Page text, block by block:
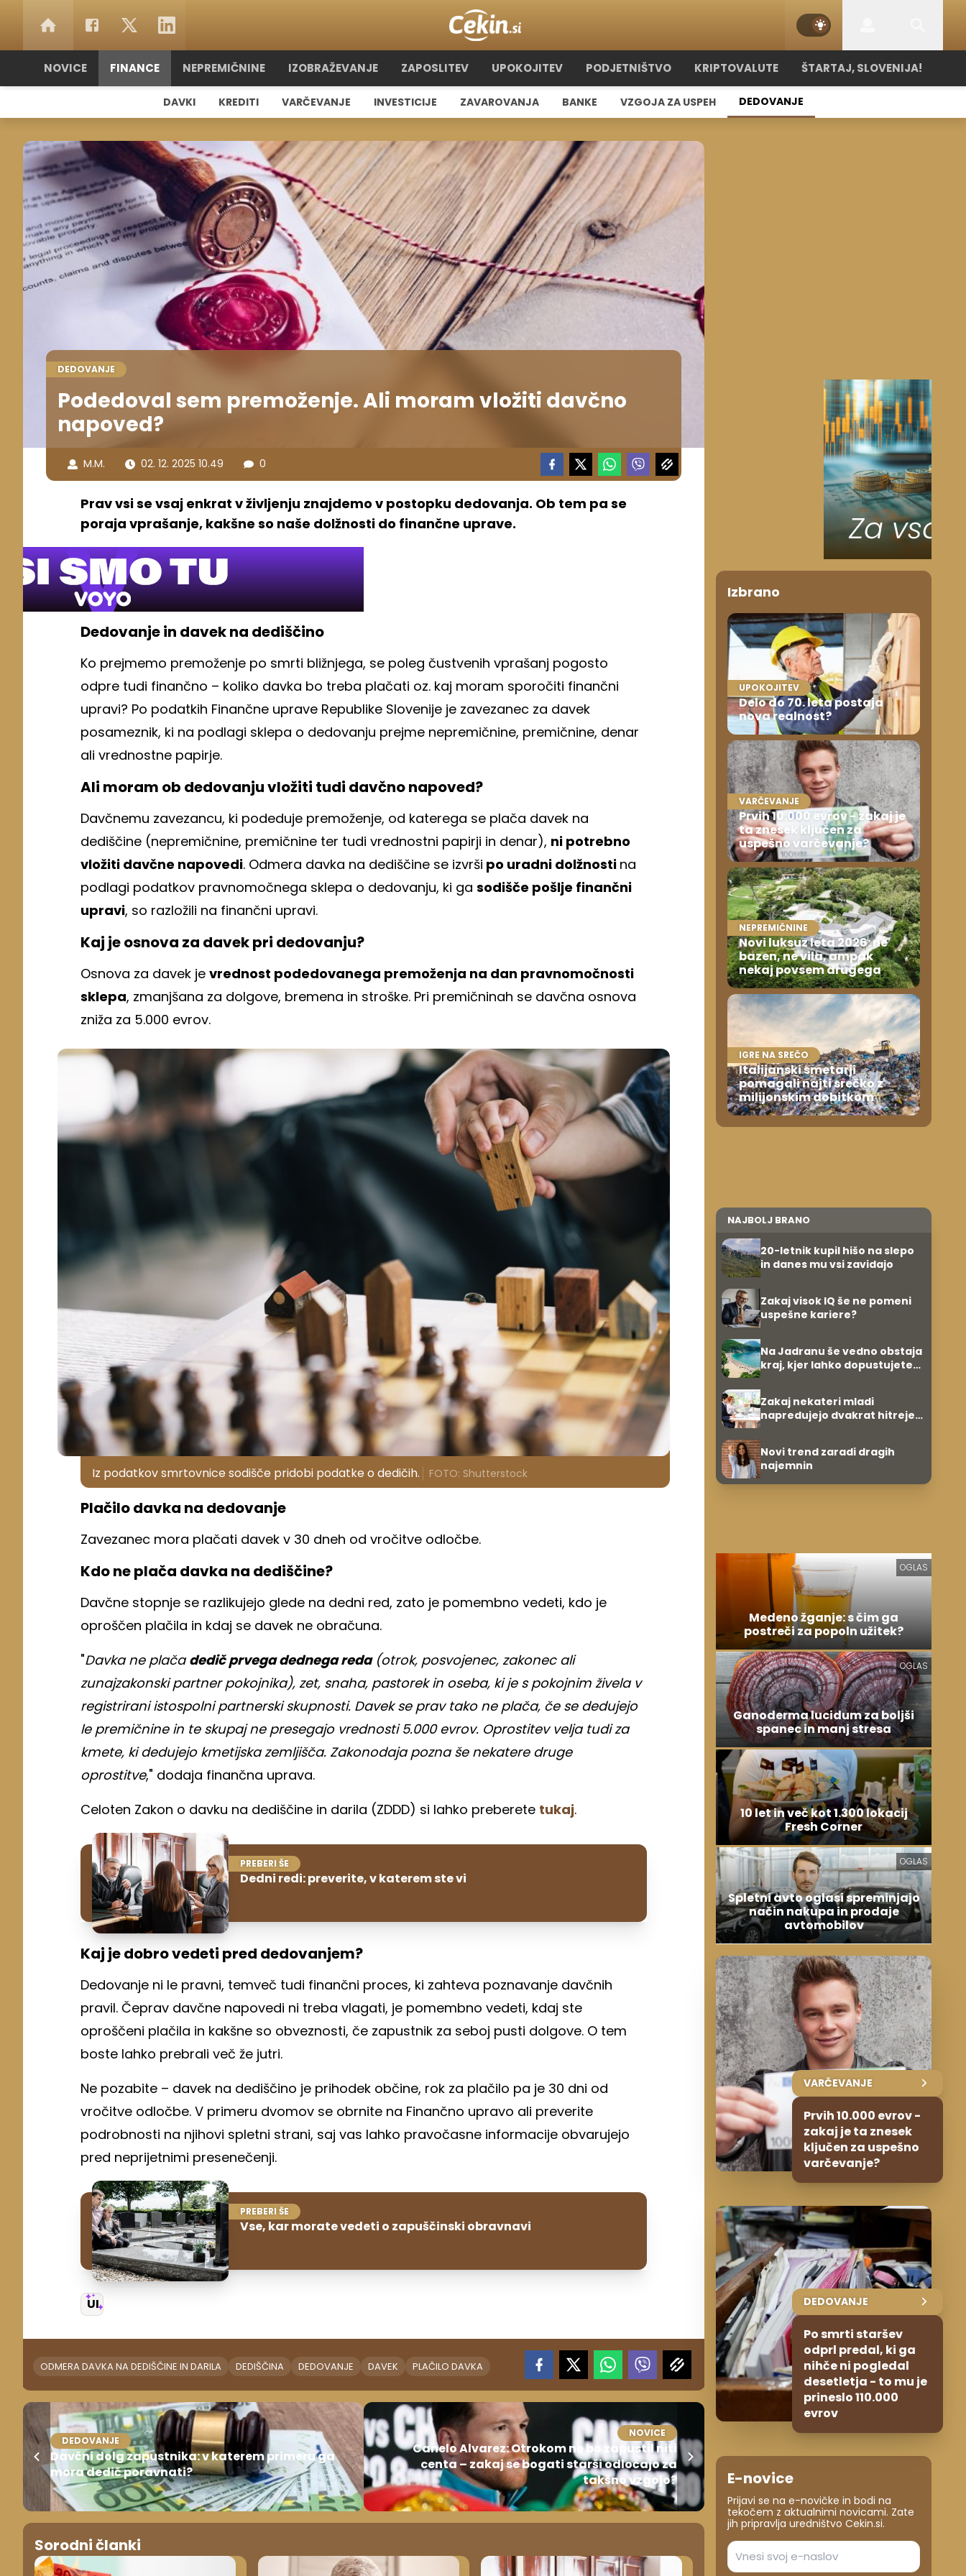
NOVICE FINANCE NEPREMIČNINE IZOBRAŽEVANJE ZAPOSLITEV UPOKOJITEV PODJETNIŠTVO KRIPTOVALUTE ŠTARTAJ, SLOVENIJA!
DAVKI KREDITI VARČEVANJE INVESTICIJE ZAVAROVANJA BANKE VZGOJA ZA USPEH DEDOVANJE
DEDOVANJE
Podedoval sem premoženje. Ali moram vložiti davčno
napoved?
M.M. 02. 12. 2025 10.49 0
Prav vsi se vsaj enkrat v življenju znajdemo v postopku dedovanja. Ob tem pa se
poraja vprašanje, kakšne so naše dolžnosti do finančne uprave.
Dedovanje in davek na dediščino
Ko prejmemo premoženje po smrti bližnjega, se poleg čustvenih vprašanj pogosto
odpre tudi finančno – koliko davka bo treba plačati oz. kaj moram sporočiti finančni
upravi? Po podatkih Finančne uprave Republike Slovenije je zavezanec za davek
posameznik, ki na podlagi sklepa o dedovanju prejme nepremičnine, premičnine, denar
ali vrednostne papirje.
Ali moram ob dedovanju vložiti tudi davčno napoved?
Davčnemu zavezancu, ki podeduje premoženje, od katerega se plača davek na
dediščine (nepremičnine, premičnine ter tudi vrednostni papirji in denar), ni potrebno
vložiti davčne napovedi. Odmera davka na dediščine se izvrši po uradni dolžnosti na
podlagi podatkov pravnomočnega sklepa o dedovanju, ki ga sodišče pošlje finančni
upravi, so razložili na finančni upravi.
Kaj je osnova za davek pri dedovanju?
Osnova za davek je vrednost podedovanega premoženja na dan pravnomočnosti
sklepa, zmanjšana za dolgove, bremena in stroške. Pri premičninah se davčna osnova
zniža za 5.000 evrov.
Iz podatkov smrtovnice sodišče pridobi podatke o dedičih. FOTO: Shutterstock
Plačilo davka na dedovanje
Zavezanec mora plačati davek v 30 dneh od vročitve odločbe.
Kdo ne plača davka na dediščine?
Davčne stopnje se razlikujejo glede na dedni red, zato je pomembno vedeti, kdo je
oproščen plačila in kdaj se davek ne obračuna.
"Davka ne plačadedič prvega dednega reda(otrok, posvojenec, zakonec ali
zunajzakonski partner pokojnika), zet, snaha, pastorek in oseba, ki je s pokojnim živela v
registrirani istospolni partnerski skupnosti. Davek se prav tako ne plača, če se dedujejo
le premičnine in te skupaj ne presegajo vrednosti 5.000 evrov. Oprostitev velja tudi za
kmete, ki dedujejo kmetijska zemljišča. Zakonodaja pozna še nekatere druge
oprostitve," dodaja finančna uprava.
Celoten Zakon o davku na dediščine in darila (ZDDD) si lahko preberete tukaj.
PREBERI ŠE
Dedni redi: preverite, v katerem ste vi
Kaj je dobro vedeti pred dedovanjem?
Dedovanje ni le pravni, temveč tudi finančni proces, ki zahteva poznavanje davčnih
pravil. Čeprav davčne napovedi ni treba vlagati, je pomembno vedeti, kdaj ste
oproščeni plačila in kakšne so obveznosti, če zapustnik za seboj pusti dolgove. O tem
boste lahko prebrali več že jutri.
Ne pozabite – davek na dediščino je prihodek občine, rok za plačilo pa je 30 dni od
vročitve odločbe. V primeru dvomov se obrnite na Finančno upravo ali preverite
podrobnosti na njihovi spletni strani, saj vas lahko pravočasne informacije obvarujejo
pred neprijetnimi presenečenji.
PREBERI ŠE
Vse, kar morate vedeti o zapuščinski obravnavi
UI
ODMERA DAVKA NA DEDIŠČINE IN DARILA DEDIŠČINA DEDOVANJE DAVEK PLAČILO DAVKA
DEDOVANJE
Davčni dolg zapustnika: v katerem primeru ga
mora dedič poravnati?
NOVICE
Canelo Alvarez: Otrokom ne bo zapustil niti
centa – zakaj se bogati starši odločajo za
takšno vzgojo?
Sorodni članki
Izbrano
UPOKOJITEV
Delo do 70. leta postaja
nova realnost?
VARČEVANJE
Prvih 10.000 evrov - zakaj je
ta znesek ključen za
uspešno varčevanje?
NEPREMIČNINE
Novi luksuz leta 2026: ne
bazen, ne vila, ampak
nekaj povsem drugega
IGRE NA SREČO
Italijanski smetarji
pomagali najti srečko z
milijonskim dobitkom
NAJBOLJ BRANO
20-letnik kupil hišo na slepo
in danes mu vsi zavidajo
Zakaj visok IQ še ne pomeni
uspešne kariere?
Na Jadranu še vedno obstaja
kraj, kjer lahko dopustujete
Zakaj nekateri mladi
napredujejo dvakrat hitreje
Novi trend zaradi dragih
najemnin
OGLAS
Medeno žganje: s čim ga
postreči za popoln užitek?
OGLAS
Ganoderma lucidum za boljši
spanec in manj stresa
10 let in več kot 1.300 lokacij
Fresh Corner
OGLAS
Spletni avto oglasi spreminjajo
način nakupa in prodaje
avtomobilov
VARČEVANJE
Prvih 10.000 evrov -
zakaj je ta znesek
ključen za uspešno
varčevanje?
DEDOVANJE
Po smrti staršev
odprl predal, ki ga
nihče ni pogledal
desetletja - to mu je
prineslo 110.000
evrov
E-novice
Prijavi se na e-novičke in bodi na
tekočem z aktualnimi novicami. Zate
jih pripravlja uredništvo Cekin.si.